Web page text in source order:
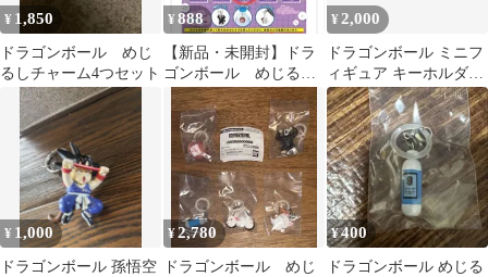
¥ 1,850
ドラゴンボール めじ
るしチャーム4つセット
¥ 888
【新品・未開封】ドラ
ゴンボール めじるし
アクセサリー4 大猿悟
空
¥ 2,000
ドラゴンボール ミニフ
ィギュア キーホルダー
5種セット⑤
¥ 1,000
ドラゴンボール 孫悟空
¥2,780
ドラゴンボール めじ
¥400
ドラゴンボール めじる